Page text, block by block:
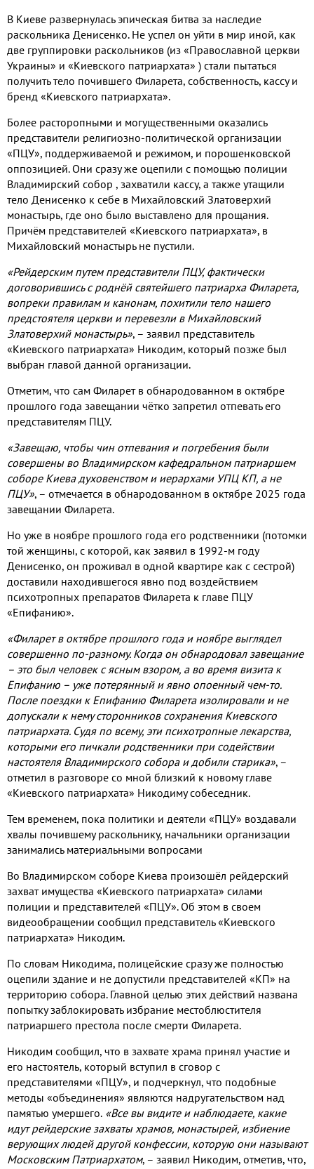
В Киеве развернулась эпическая битва за наследие
раскольника Денисенко. Не успел он уйти в мир иной, как
две группировки раскольников (из «Православной церкви
Украины» и «Киевского патриархата» ) стали пытаться
получить тело почившего Филарета, собственность, кассу и
бренд «Киевского патриархата».
Более расторопными и могущественными оказались
представители религиозно-политической организации
«ПЦУ», поддерживаемой и режимом, и порошенковской
оппозицией. Они сразу же оцепили с помощью полиции
Владимирский собор , захватили кассу, а также утащили
тело Денисенко к себе в Михайловский Златоверхий
монастырь, где оно было выставлено для прощания.
Причём представителей «Киевского патриархата», в
Михайловский монастырь не пустили.
«Рейдерским путем представители ПЦУ, фактически
договорившись с роднёй святейшего патриарха Филарета,
вопреки правилам и канонам, похитили тело нашего
предстоятеля церкви и перевезли в Михайловский
Златоверхий монастырь», – заявил представитель
«Киевского патриархата» Никодим, который позже был
выбран главой данной организации.
Отметим, что сам Филарет в обнародованном в октябре
прошлого года завещании чётко запретил отпевать его
представителям ПЦУ.
«Завещаю, чтобы чин отпевания и погребения были
совершены во Владимирском кафедральном патриаршем
соборе Киева духовенством и иерархами УПЦ КП, а не
ПЦУ», – отмечается в обнародованном в октябре 2025 года
завещании Филарета.
Но уже в ноябре прошлого года его родственники (потомки
той женщины, с которой, как заявил в 1992-м году
Денисенко, он проживал в одной квартире как с сестрой)
доставили находившегося явно под воздействием
психотропных препаратов Филарета к главе ПЦУ
«Епифанию».
«Филарет в октябре прошлого года и ноябре выглядел
совершенно по-разному. Когда он обнародовал завещание
– это был человек с ясным взором, а во время визита к
Епифанию – уже потерянный и явно опоенный чем-то.
После поездки к Епифанию Филарета изолировали и не
допускали к нему сторонников сохранения Киевского
патриархата. Судя по всему, эти психотропные лекарства,
которыми его пичкали родственники при содействии
настоятеля Владимирского собора и добили старика», –
отметил в разговоре со мной близкий к новому главе
«Киевского патриархата» Никодиму собеседник.
Тем временем, пока политики и деятели «ПЦУ» воздавали
хвалы почившему раскольнику, начальники организации
занимались материальными вопросами
Во Владимирском соборе Киева произошёл рейдерский
захват имущества «Киевского патриархата» силами
полиции и представителей «ПЦУ». Об этом в своем
видеообращении сообщил представитель «Киевского
патриархата» Никодим.
По словам Никодима, полицейские сразу же полностью
оцепили здание и не допустили представителей «КП» на
территорию собора. Главной целью этих действий названа
попытку заблокировать избрание местоблюстителя
патриаршего престола после смерти Филарета.
Никодим сообщил, что в захвате храма принял участие и
его настоятель, который вступил в сговор с
представителями «ПЦУ», и подчеркнул, что подобные
методы «объединения» являются надругательством над
памятью умершего. «Все вы видите и наблюдаете, какие
идут рейдерские захваты храмов, монастырей, избиение
верующих людей другой конфессии, которую они называют
Московским Патриархатом, – заявил Никодим, отметив, что,